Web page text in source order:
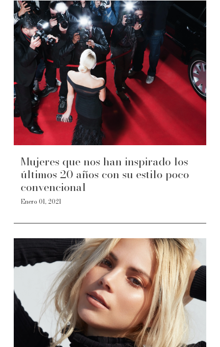
Mujeres que nos han inspirado los
últimos 20 años con su estilo poco
convencional
Enero 01, 2021